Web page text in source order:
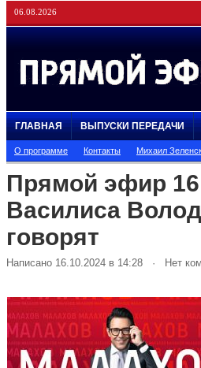
06.08.2026
ГЛАВНАЯ ВЫПУСКИ ПЕРЕДАЧИ
О программе Контакты Михаил
Прямой эфир
Василиса
говорят
Написано 16.10.2024 в 14:28 · Нет